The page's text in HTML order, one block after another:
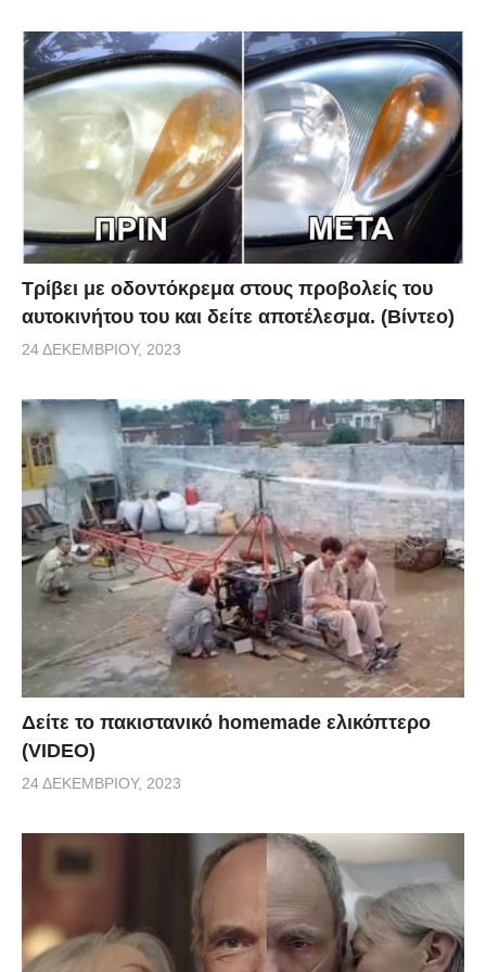
βίντεο αναφέρει ότι μπορείτε να διαλύστε μερικές σε
ζεστό νερό και να το πιείτε σαν ρόφημα ή να τις φάτε
σαν καραμέλες.
Πηγή
Τρίβει με οδοντόκρεμα στους προβολείς του
αυτοκινήτου του και δείτε αποτέλεσμα. (Βίντεο)
24 ΔΕΚΕΜΒΡΊΟΥ, 2023
Δείτε το πακιστανικό homemade ελικόπτερο
(VIDEO)
24 ΔΕΚΕΜΒΡΊΟΥ, 2023